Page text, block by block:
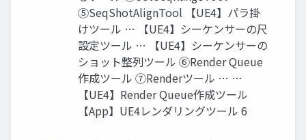
⑤SeqShotAlignTool 【UE4】パラ掛
けツール … 【UE4】シーケンサーの尺
設定ツール … 【UE4】シーケンサーの
ショット整列ツール ⑥Render Queue
作成ツール ⑦Renderツール … …
【UE4】Render Queue作成ツール
【App】UE4レンダリングツール 6